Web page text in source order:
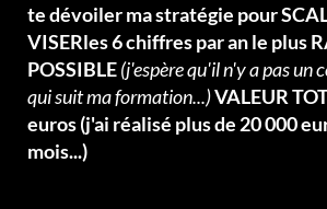
te dévoiler ma stratégie pour
VISERles 6 chiffres par an le plus
POSSIBLE(j'espère qu'il n'y a pas un
qui suit ma formation...)VALEUR
euros (j'ai réalisé plus de 20 000
mois...)